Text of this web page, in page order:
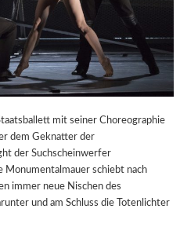
–
E
I
N
F
A
T
K
L
A
S
S
mit seiner Choreographie
dem Geknatter der
der Suchscheinwerfer
Monumentalmauer schiebt nach
immer neue Nischen des
und am Schluss die Totenlichter